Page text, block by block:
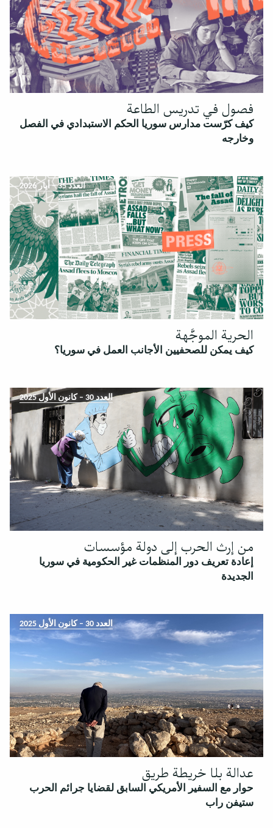
فصول في تدريس الطاعة
كيف كرّست مدارس سوريا الحكم الاستبدادي في الفصل
وخارجه
العدد 35 – أيار 2026
الحرية الموجَّهة
كيف يمكن للصحفيين الأجانب العمل في سوريا؟
العدد 30 – كانون الأول 2025
من إرث الحرب إلى دولة مؤسسات
إعادة تعريف دور المنظمات غير الحكومية في سوريا
الجديدة
العدد 30 – كانون الأول 2025
عدالة بلا خريطة طريق
حوار مع السفير الأمريكي السابق لقضايا جرائم الحرب
ستيفن راب